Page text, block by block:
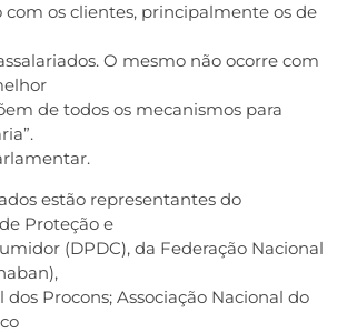
os clientes, principalmente os de
O mesmo não ocorre com
de todos os mecanismos para
estão representantes do
Proteção e
(DPDC), da Federação Nacional
Procons; Associação Nacional do